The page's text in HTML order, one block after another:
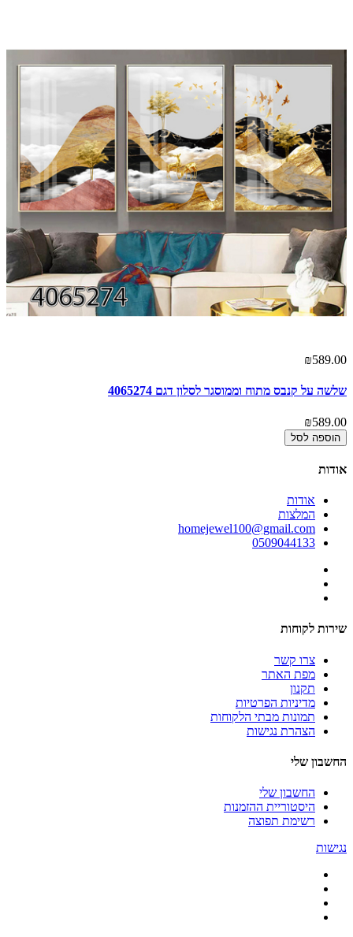
₪589.00
שלשה על קנבס מתוח וממוסגר לסלון דגם 4065274
₪589.00
הוספה לסל
אודות
אודות
המלצות
homejewel100@gmail.com
0509044133
שירות לקוחות
צרו קשר
מפת האתר
תקנון
מדיניות הפרטיות
תמונות מבתי הלקוחות
הצהרת נגישות
החשבון שלי
החשבון שלי
היסטוריית ההזמנות
רשימת תפוצה
נגישות